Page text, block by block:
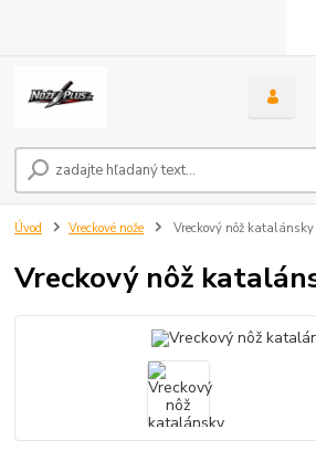
Úvod Vreckové nože Vreckový nôž katalánsky
Vreckový nôž